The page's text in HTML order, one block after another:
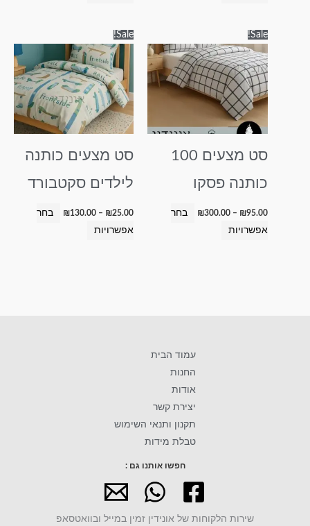
Sale!
סט מצעים 100
כותנה פסקו
₪95.00
–
₪300.00
מחירים:
⁦₪95.00⁩
עד
⁦₪300.00⁩
בחר
אפשרויות
זה
יש
מספר
סוגים.
ניתן
את
בעמוד
המוצר
Sale!
סט מצעים כותנה
לילדים סקטבורד
₪25.00
–
₪ 130.00
מחירים:
עד
⁦₪130.00⁩
בחר
אפשרויות
זה
יש
מספר
סוגים.
ניתן
את
בעמוד
המוצר
עמוד הבית
החנות
אודות
יצירת קשר
תקנון ותנאי השימוש
טבלת מידות
חפשו אותנו גם :
שירות הלקוחות של אונידין זמין במייל ובוואטסאפ